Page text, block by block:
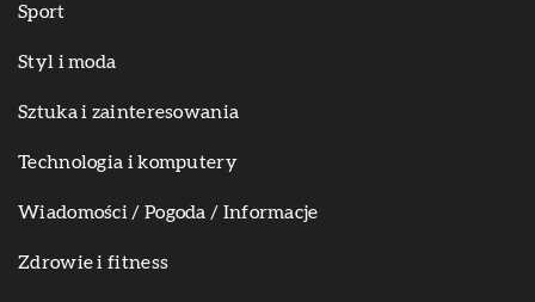
Sport
Styl i moda
Sztuka i zainteresowania
Technologia i komputery
Wiadomości / Pogoda / Informacje
Zdrowie i fitness